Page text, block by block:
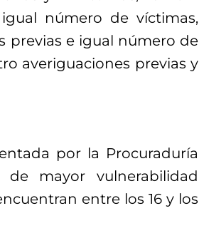
número de víctimas,
previas e igual número de
averiguaciones previas y
por la Procuraduría
de mayor vulnerabilidad
entre los 16 y los